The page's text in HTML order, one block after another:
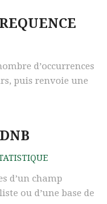
d’occurrences
puis renvoie une
d’un champ
ou d’une base de